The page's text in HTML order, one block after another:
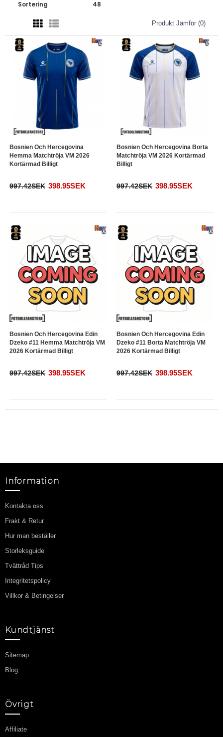
Produkt Jämför (0)
Bosnien Och Hercegovina
Hemma Matchtröja VM 2026
Kortärmad Billigt
997.42SEK 398.95SEK
Bosnien Och Hercegovina Borta
Matchtröja VM 2026 Kortärmad
Billigt
997.42SEK 398.95SEK
Bosnien Och Hercegovina Edin
Dzeko #11 Hemma Matchtröja VM
2026 Kortärmad Billigt
997.42SEK 398.95SEK
Bosnien Och Hercegovina Edin
Dzeko #11 Borta Matchtröja VM
2026 Kortärmad Billigt
997.42SEK 398.95SEK
Information
Kontakta oss
Frakt & Retur
Hur man beställer
Storleksguide
Tvättråd Tips
Integritetspolicy
Villkor & Betingelser
Kundtjänst
Sitemap
Blog
Övrigt
Affiliate